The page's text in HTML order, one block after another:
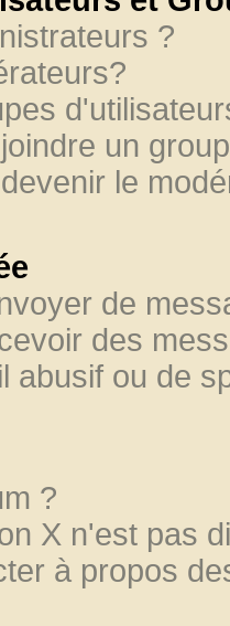
?
un
le
de
des
abusif ou de
?
X n'est pas
à propos